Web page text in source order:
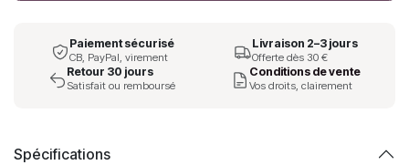
Paiement sécurisé
CB, PayPal, virement
Livraison 2–3 jours
Offerte dès 30 €
Retour 30 jours
Satisfait ou remboursé
Conditions de vente
Vos droits, clairement
Spécifications